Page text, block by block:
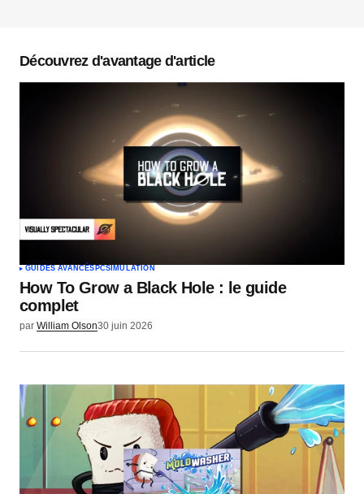
Commentaire*
Votre nom*
Votre e-mail*
Envoyer un commentaire
Découvrez d'avantage d'article
GUIDES AVANCÉS PCSIMULATION
How To Grow a Black Hole : le guide
complet
par William Olson30 juin 2026